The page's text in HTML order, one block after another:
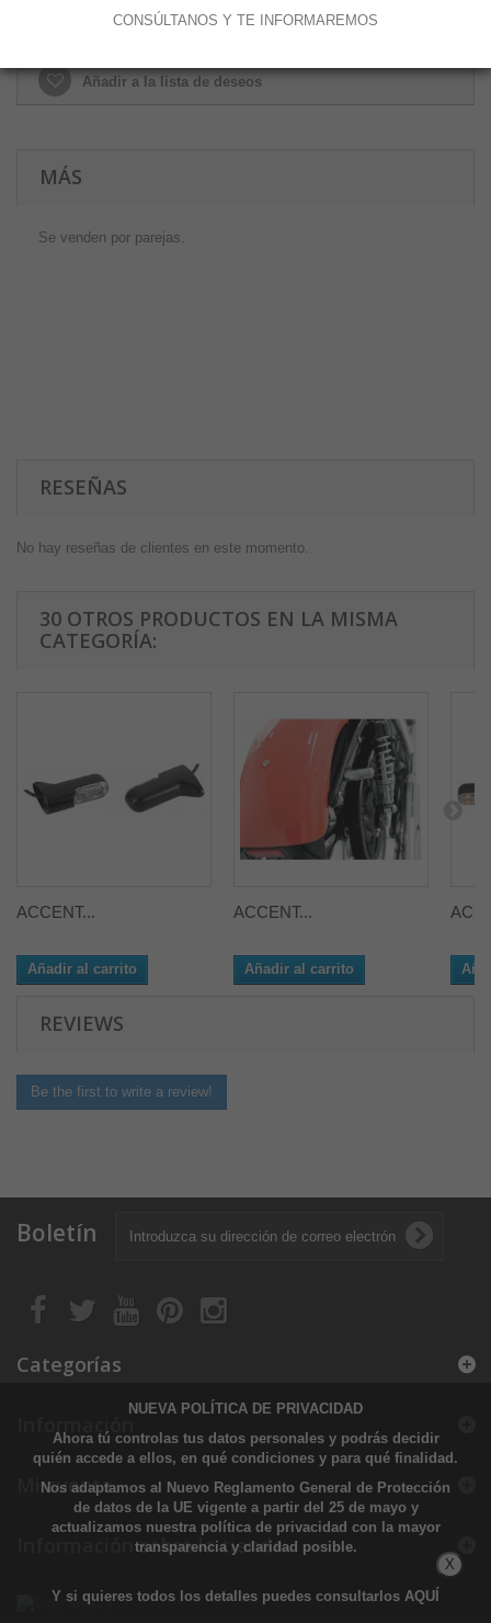
Añadir a la lista de deseos
MÁS
Se venden por parejas.
RESEÑAS
No hay reseñas de clientes en este momento.
30 OTROS PRODUCTOS EN LA MISMA
CATEGORÍA:
ACCENT...
Añadir al carrito
ACCENT...
Añadir al carrito
REVIEWS
Be the first to write a review!
Boletín
Categorías
Información
Mi cuenta
Información sobre la tienda
NUEVA POLÍTICA DE PRIVACIDAD
Ahora tú controlas tus datos personales y podrás decidir
quién accede a ellos, en qué condiciones y para qué finalidad.
Nos adaptamos al Nuevo Reglamento General de Protección
de datos de la UE vigente a partir del 25 de mayo y
actualizamos nuestra política de privacidad con la mayor
transparencia y claridad posible.
Y si quieres todos los detalles puedes consultarlos AQUÍ
X
CONSÚLTANOS Y TE INFORMAREMOS